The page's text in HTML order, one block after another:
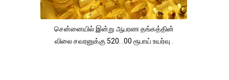
சென்னையில் இன்று ஆபரண தங்கத்தின்
விலை சவரனுக்கு 520. .00 ரூபாய் உயர்வு .